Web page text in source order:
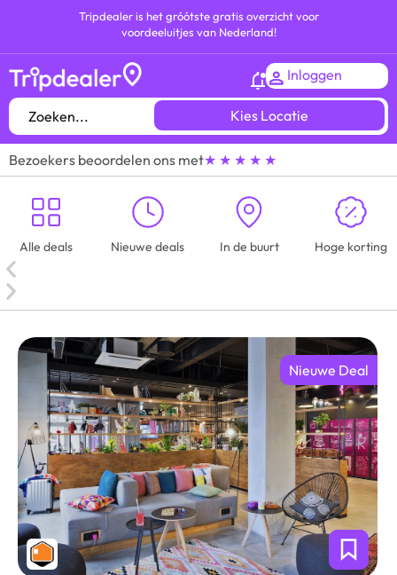
Tripdealer is het gróótste gratis overzicht voor
voordeeluitjes van Nederland!
Inloggen
Kies Locatie
Bezoekers beoordelen ons met★ ★ ★ ★ ★
Alle deals Nieuwe deals In de buurt Hoge korting
Nieuwe Deal